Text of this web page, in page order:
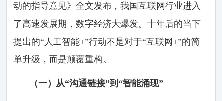
动的指导意见》全文发布，我国互联网行业进入
了高速发展期，数字经济大爆发。十年后的当下
提出的“人工智能+”行动不是对于“互联网+”的简
单升级，而是颠覆重构。
（一）从“沟通链接”到“智能涌现”